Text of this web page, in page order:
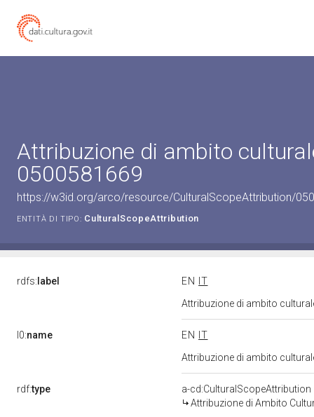
Attribuzione di ambito
0500581669
https://w3id.org/arco/resource/CulturalScopeAttribution/
ENTITÀ DI TIPO: CulturalScopeAttribution
rdfs: label EN
IT
Attribuzione di ambito
l0:name EN
IT
Attribuzione di ambito
rdf:type
a-cd:CulturalScopeAttribution
Attribuzione di Ambito